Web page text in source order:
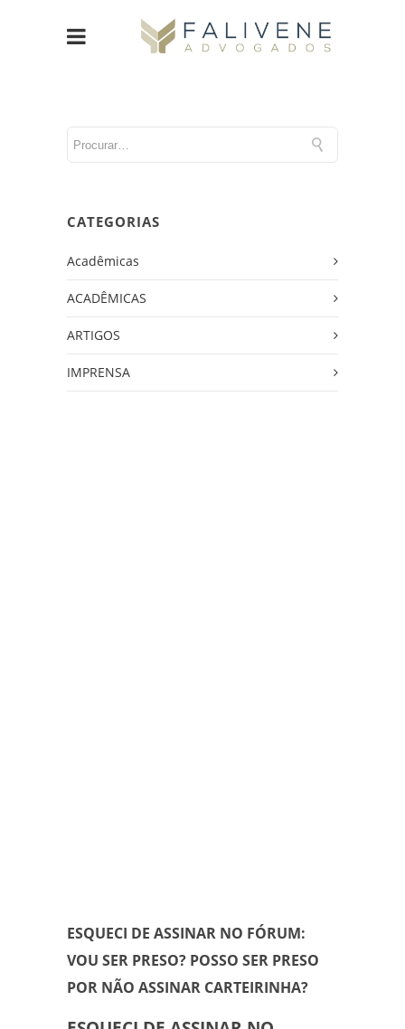
CATEGORIAS
Acadêmicas
ACADÊMICAS
ARTIGOS
IMPRENSA
ESQUECI DE ASSINAR NO FÓRUM:
VOU SER PRESO? POSSO SER PRESO
POR NÃO ASSINAR CARTEIRINHA?